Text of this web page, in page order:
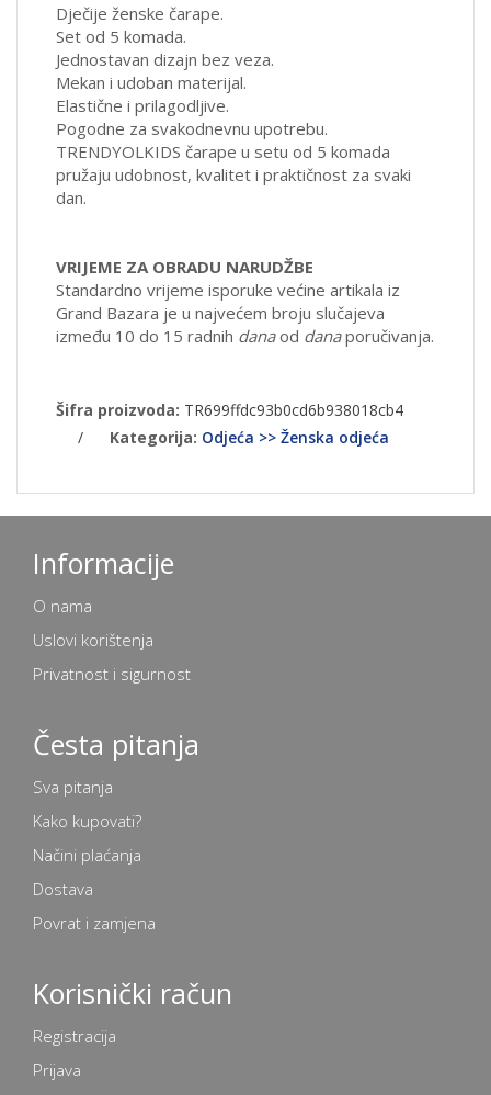
Dječije ženske čarape.
Set od 5 komada.
Jednostavan dizajn bez veza.
Mekan i udoban materijal.
Elastične i prilagodljive.
Pogodne za svakodnevnu upotrebu.
TRENDYOLKIDS čarape u setu od 5 komada
pružaju udobnost, kvalitet i praktičnost za svaki
dan.
VRIJEME ZA OBRADU NARUDŽBE
Standardno vrijeme isporuke većine artikala iz
Grand Bazara je u najvećem broju slučajeva
između 10 do 15 radnih danaod danaporučivanja.
Šifra proizvoda: TR699ffdc93b0cd6b938018cb4
/
Kategorija: Odjeća >> Ženska odjeća
Informacije
O nama
Uslovi korištenja
Privatnost i sigurnost
Česta pitanja
Sva pitanja
Kako kupovati?
Načini plaćanja
Dostava
Povrat i zamjena
Korisnički račun
Registracija
Prijava